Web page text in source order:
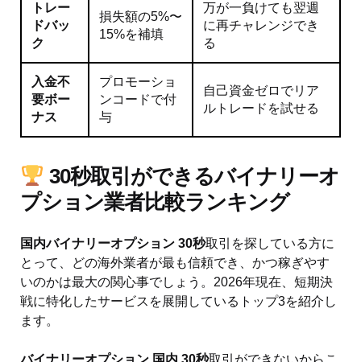
トレー
ドバッ
ク
損失額の5%〜
15%を補填
万が一負けても翌週
に再チャレンジでき
る
入金不
要ボー
ナス
プロモーショ
ンコードで付
与
自己資金ゼロでリア
ルトレードを試せる
30秒取引ができるバイナリーオ
プション業者比較ランキング
国内バイナリーオプション 30秒取引を探している方に
とって、どの海外業者が最も信頼でき、かつ稼ぎやす
いのかは最大の関心事でしょう。2026年現在、短期決
戦に特化したサービスを展開しているトップ3を紹介し
ます。